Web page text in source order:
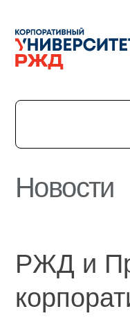
Награды
УНИВЕРмаг
Годовые отчеты
Новости
РЖД и